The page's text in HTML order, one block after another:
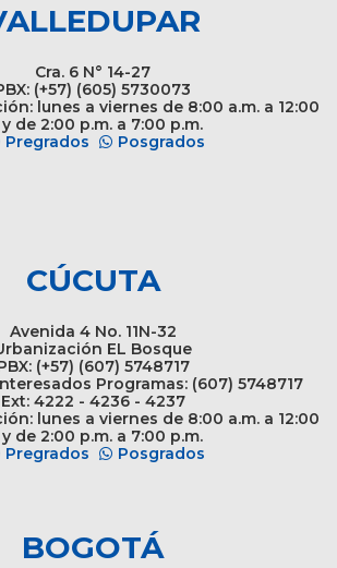
Cra. 6 N° 14-27
(+57) (605) 5730073
lunes a viernes de 8:00 a.m. a 12:00
de 2:00 p.m. a 7:00 p.m.
Pregrados
Posgrados
CÚCUTA
Avenida 4 No. 11N-32
EL Bosque
(+57) (607) 5748717
Programas: (607) 5748717
Ext: 4222 - 4236 - 4237
lunes a viernes de 8:00 a.m. a 12:00
de 2:00 p.m. a 7:00 p.m.
Pregrados
Posgrados
BOGOTÁ